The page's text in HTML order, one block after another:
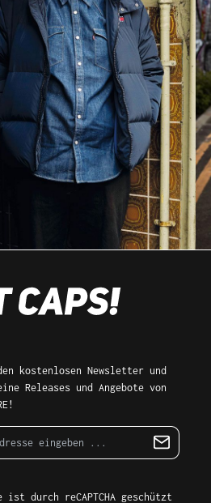
kostenlosen Newsletter und
Releases und Angebote von
durch reCAPTCHA geschützt